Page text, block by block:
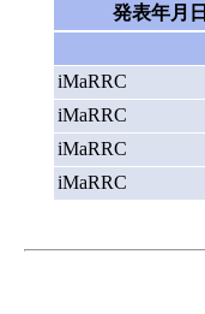
発表年月日
iMaRRC
iMaRRC
iMaRRC
iMaRRC